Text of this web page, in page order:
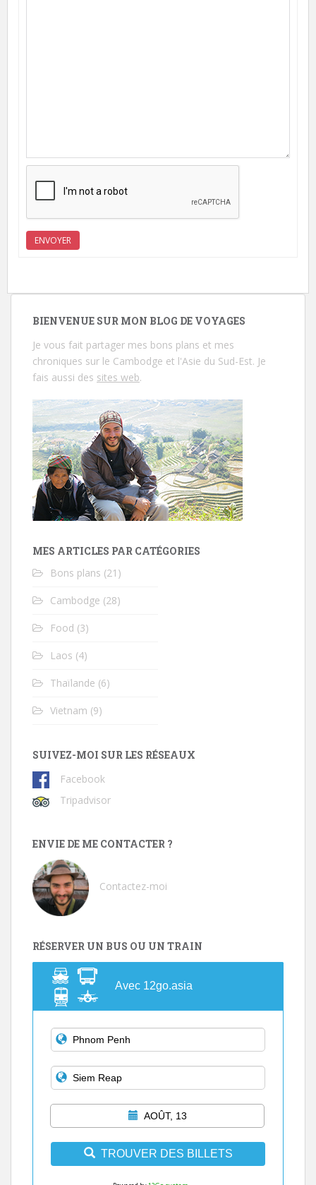
ENVOYER
BIENVENUE SUR MON BLOG DE VOYAGES
Je vous fait partager mes bons plans et mes
chroniques sur le Cambodge et l'Asie du Sud-Est. Je
fais aussi des sites web.
MES ARTICLES PAR CATÉGORIES
Bons plans (21)
Cambodge (28)
Food (3)
Laos (4)
Thaïlande (6)
Vietnam (9)
SUIVEZ-MOI SUR LES RÉSEAUX
Facebook
Tripadvisor
ENVIE DE ME CONTACTER ?
Contactez-moi
RÉSERVER UN BUS OU UN TRAIN
Avec 12go.asia
AOÛT, 13
TROUVER DES BILLETS